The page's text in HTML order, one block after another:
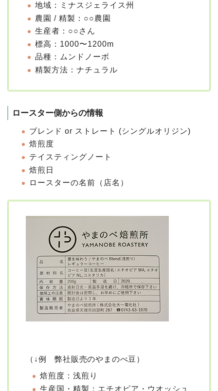
地域：ミナスジェライス州
農園 / 精製：○○農園
⽣産者：○○さん
標⾼：1000〜1200m
品種：ムンドノーボ
精製⽅法：ナチュラル
ロースター側からの情報
ブレンド or ストレート (シングルオリジン)
焙煎度
テイスティングノート
焙煎⽇
ロースターの名前（店名）
（↓例 弊社販売のやまのべ豆）
焙煎度：浅煎り
生産国・精製：エチオピア・ウオッシュ